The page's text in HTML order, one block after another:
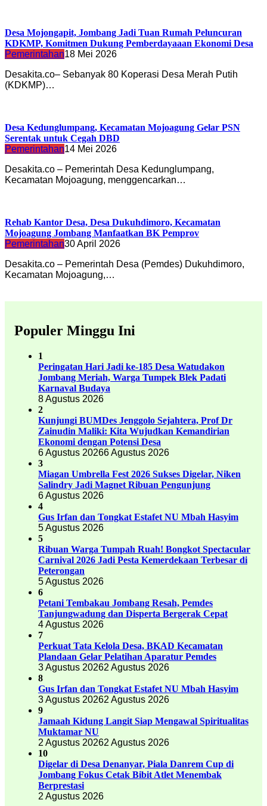
Desa Mojongapit, Jombang Jadi Tuan Rumah Peluncuran
KDKMP, Komitmen Dukung Pemberdayaaan Ekonomi Desa
Pemerintahan18 Mei 2026
Desakita.co– Sebanyak 80 Koperasi Desa Merah Putih
(KDKMP)…
Desa Kedunglumpang, Kecamatan Mojoagung Gelar PSN
Serentak untuk Cegah DBD
Pemerintahan14 Mei 2026
Desakita.co – Pemerintah Desa Kedunglumpang,
Kecamatan Mojoagung, menggencarkan…
Rehab Kantor Desa, Desa Dukuhdimoro, Kecamatan
Mojoagung Jombang Manfaatkan BK Pemprov
Pemerintahan30 April 2026
Desakita.co – Pemerintah Desa (Pemdes) Dukuhdimoro,
Kecamatan Mojoagung,…
Populer Minggu Ini
1
Peringatan Hari Jadi ke-185 Desa Watudakon
Jombang Meriah, Warga Tumpek Blek Padati
Karnaval Budaya
8 Agustus 2026
2
Kunjungi BUMDes Jenggolo Sejahtera, Prof Dr
Zainudin Maliki: Kita Wujudkan Kemandirian
Ekonomi dengan Potensi Desa
6 Agustus 20266 Agustus 2026
3
Miagan Umbrella Fest 2026 Sukses Digelar, Niken
Salindry Jadi Magnet Ribuan Pengunjung
6 Agustus 2026
4
Gus Irfan dan Tongkat Estafet NU Mbah Hasyim
5 Agustus 2026
5
Ribuan Warga Tumpah Ruah! Bongkot Spectacular
Carnival 2026 Jadi Pesta Kemerdekaan Terbesar di
Peterongan
5 Agustus 2026
6
Petani Tembakau Jombang Resah, Pemdes
Tanjungwadung dan Disperta Bergerak Cepat
4 Agustus 2026
7
Perkuat Tata Kelola Desa, BKAD Kecamatan
Plandaan Gelar Pelatihan Aparatur Pemdes
3 Agustus 20262 Agustus 2026
8
Gus Irfan dan Tongkat Estafet NU Mbah Hasyim
3 Agustus 20262 Agustus 2026
9
Jamaah Kidung Langit Siap Mengawal Spiritualitas
Muktamar NU
2 Agustus 20262 Agustus 2026
10
Digelar di Desa Denanyar, Piala Danrem Cup di
Jombang Fokus Cetak Bibit Atlet Menembak
Berprestasi
2 Agustus 2026